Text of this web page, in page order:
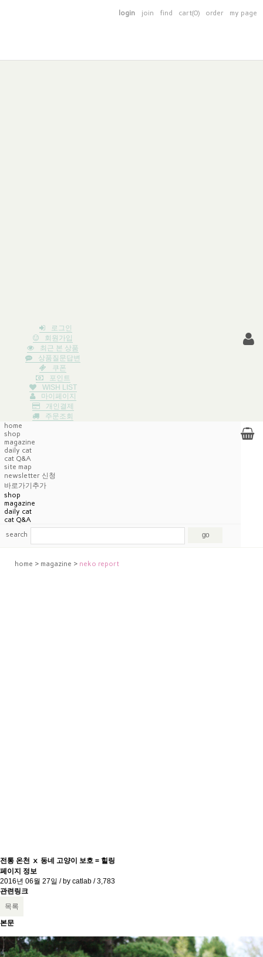
login join find cart(0) order my page
로그인
회원가입
최근 본 상품
상품질문답변
쿠폰
포인트
WISH LIST
마이페이지
개인결제
주문조회
home
shop
magazine
daily cat
cat Q&A
site map
newsletter 신청
바로가기추가
shop
magazine
daily cat
cat Q&A
search
home > magazine > neko report
전통 온천 ⅹ 동네 고양이 보호 = 힐링
페이지 정보
2016년 06월 27일 / by catlab /3,783
관련링크
목록
본문